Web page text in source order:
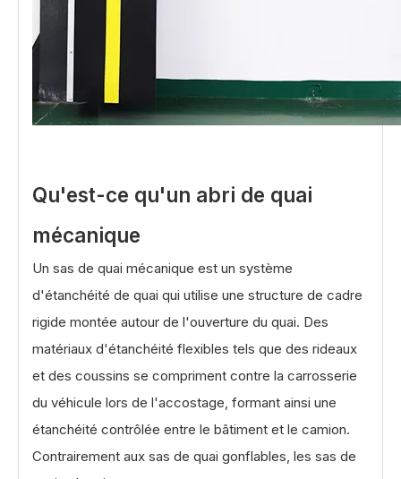
Qu'est-ce qu'un abri de quai
mécanique
Un sas de quai mécanique est un système
d'étanchéité de quai qui utilise une structure de cadre
rigide montée autour de l'ouverture du quai. Des
matériaux d'étanchéité flexibles tels que des rideaux
et des coussins se compriment contre la carrosserie
du véhicule lors de l'accostage, formant ainsi une
étanchéité contrôlée entre le bâtiment et le camion.
Contrairement aux sas de quai gonflables, les sas de